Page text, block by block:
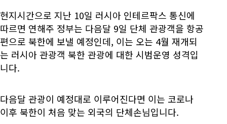
현지시간으로 지난 10일 러시아 인테르팍스 통신에
따르면 연해주 정부는 다음달 9일 단체 관광객을 항공
편으로 북한에 보낼 예정인데, 이는 오는 4월 재개되
는 러시아 관광객 북한 관광에 대한 시범운영 성격입
니다.
다음달 관광이 예정대로 이루어진다면 이는 코로나
이후 북한이 처음 맞는 외국의 단체손님입니다.